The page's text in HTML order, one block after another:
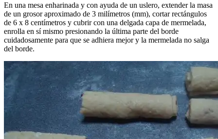
En una mesa enharinada y con ayuda de un uslero, extender la masa
de un grosor aproximado de 3 milímetros (mm), cortar rectángulos
de 6 x 8 centímetros y cubrir con una delgada capa de mermelada,
enrolla en sí mismo presionando la última parte del borde
cuidadosamente para que se adhiera mejor y la mermelada no salga
del borde.